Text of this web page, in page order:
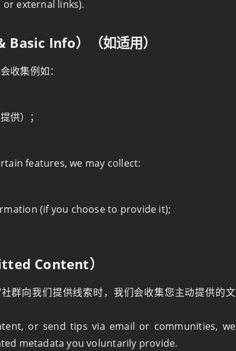
or external links).
Info）（如适用）
收集例如：
供）；
features, we may collect:
(if you choose to provide it);
Content）
群向我们提供线索时，我们会收集您主动提供的文
or send tips via email or communities, we
metadata you voluntarily provide.